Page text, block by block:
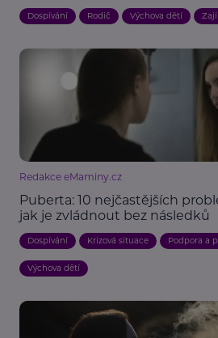
Dospívání Rodič Výchova dětí
Redakce eMaminy.cz
Puberta: 10 nejčastějších
jak je zvládnout bez následků
Dospívání Krizová situace Podpora a
Výchova dětí